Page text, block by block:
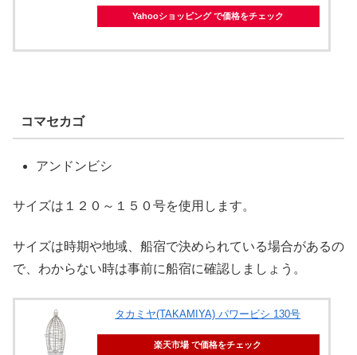
Yahooショッピング で価格をチェック
コマセカゴ
アンドンビシ
サイズは１２０～１５０号を使用します。
サイズは時期や地域、船宿で決められている場合があるの
で、わからない時は事前に船宿に確認しましょう。
タカミヤ(TAKAMIYA) パワービシ 130号
楽天市場 で価格をチェック